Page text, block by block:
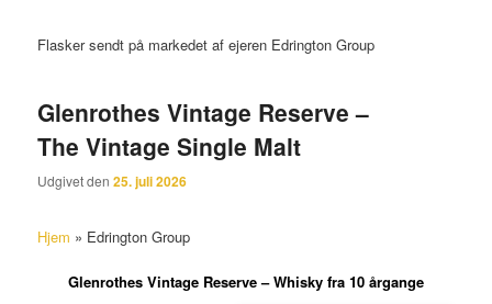
Flasker sendt på markedet af ejeren Edrington Group
Glenrothes Vintage Reserve –
The Vintage Single Malt
Udgivet den25. juli 2026
Hjem » Edrington Group
Glenrothes Vintage Reserve – Whisky fra 10 årgange